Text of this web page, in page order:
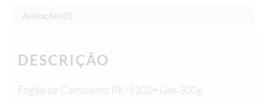
Avaliações (0)
DESCRIÇÃO
Fogão de Campismo RK-5102+ Gás 300g